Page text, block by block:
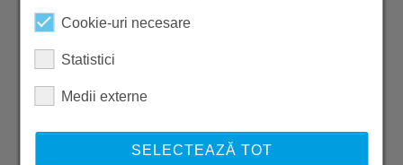
Marius Olteanu
SW Umwelttechnik Romania
RO 087253 Sat Izvoru, Str. Zăvoiului Nr. 1
Cookie-uri necesare
Statistici
Medii externe
SELECTEAZĂ TOT